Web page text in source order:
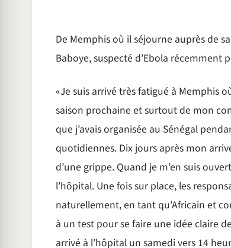
De Memphis où il séjourne auprès de
Baboye, suspecté d’Ebola récemment
«Je suis arrivé très fatigué à Memphis
saison prochaine et surtout de mon
que j’avais organisée au Sénégal
quotidiennes. Dix jours après mon
d’une grippe. Quand je m’en suis
l’hôpital. Une fois sur place, les
naturellement, en tant qu’Africain et
à un test pour se faire une idée claire
arrivé à l’hôpital un samedi vers 14